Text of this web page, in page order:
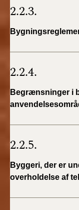
2.2.3.
2.2.4.
Begrænsninger i
2.2.5.
Byggeri, der er
overholdelse af